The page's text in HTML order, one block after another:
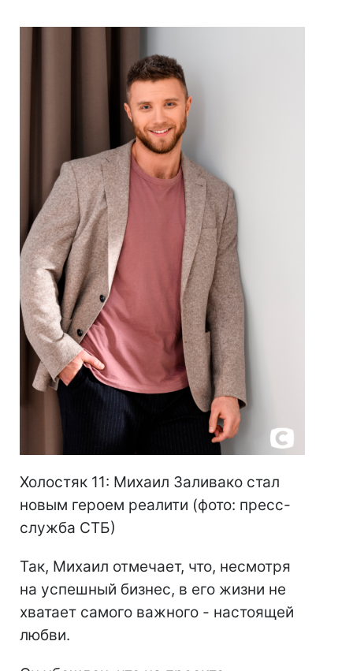
Холостяк 11: Михаил Заливако стал
новым героем реалити (фото: пресс-
служба СТБ)
Так, Михаил отмечает, что, несмотря
на успешный бизнес, в его жизни не
хватает самого важного - настоящей
любви.